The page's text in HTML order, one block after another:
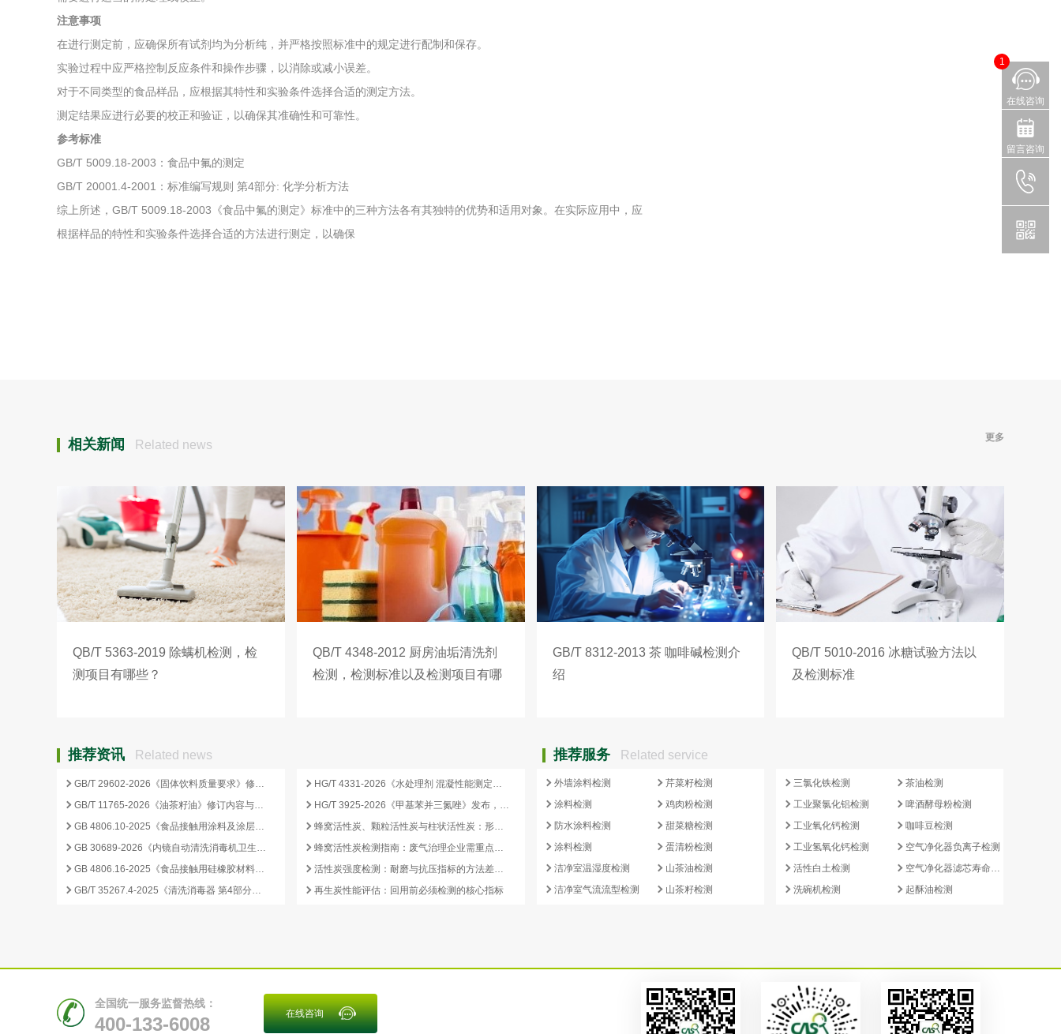
注意事项
在进行测定前，应确保所有试剂均为分析纯，并严格按照标准中的规定进行配制和保存。
实验过程中应严格控制反应条件和操作步骤，以消除或减小误差。
对于不同类型的食品样品，应根据其特性和实验条件选择合适的测定方法。
测定结果应进行必要的校正和验证，以确保其准确性和可靠性。
参考标准
GB/T 5009.18-2003：食品中氟的测定
GB/T 20001.4-2001：标准编写规则 第4部分: 化学分析方法
综上所述，GB/T 5009.18-2003《食品中氟的测定》标准中的三种方法各有其独特的优势和适用对象。在实际应用中，应
根据样品的特性和实验条件选择合适的方法进行测定，以确保
相关新闻 Related news
更多
QB/T 5363-2019 除螨机检测，检
测项目有哪些？
QB/T 4348-2012 厨房油垢清洗剂
检测，检测标准以及检测项目有哪
GB/T 8312-2013 茶 咖啡碱检测介
绍
QB/T 5010-2016 冰糖试验方法以
及检测标准
推荐资讯 Related news 推荐服务 Related service
GB/T 29602-2026《固体饮料质量要求》修订要点与企业合规应对
GB/T 11765-2026《油茶籽油》修订内容与产业影响分析
GB 4806.10-2025《食品接触用涂料及涂层》标准核心变化解析
GB 30689-2026《内镜自动清洗消毒机卫生要求》解读与检测合规要点
GB 4806.16-2025《食品接触用硅橡胶材料及制品》标准解析
GB/T 35267.4-2025《清洗消毒器 第4部分：内镜清洗消毒器》标准解读与检测项目清单
HG/T 4331-2026《水处理剂 混凝性能测定方法》发布，2026 年 12 月 1 日起实施
HG/T 3925-2026《甲基苯并三氮唑》发布，2026 年 12 月 1 日起实施
蜂窝活性炭、颗粒活性炭与柱状活性炭：形态差异与检测重点对照
蜂窝活性炭检测指南：废气治理企业需重点关注的5项核心指标
活性炭强度检测：耐磨与抗压指标的方法差异及验收意义
再生炭性能评估：回用前必须检测的核心指标
外墙涂料检测
涂料检测
防水涂料检测
涂料检测
洁净室温湿度检测
洁净室气流流型检测
芹菜籽检测
鸡肉粉检测
甜菜糖检测
蛋清粉检测
山茶油检测
山茶籽检测
三氯化铁检测
工业聚氯化铝检测
工业氧化钙检测
工业氢氧化钙检测
活性白土检测
洗碗机检测
茶油检测
啤酒酵母粉检测
咖啡豆检测
空气净化器负离子检测
空气净化器滤芯寿命检测
起酥油检测
全国统一服务监督热线：
400-133-6008 在线咨询
在线咨询
1
留言咨询